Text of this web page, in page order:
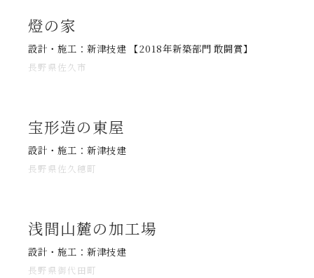
燈の家
設計・施工：新津技建 【2018年新築部門 敢闘賞】
長野県佐久市
宝形造の東屋
設計・施工：新津技建
長野県佐久穂町
浅間山麓の加工場
設計・施工：新津技建
長野県御代田町